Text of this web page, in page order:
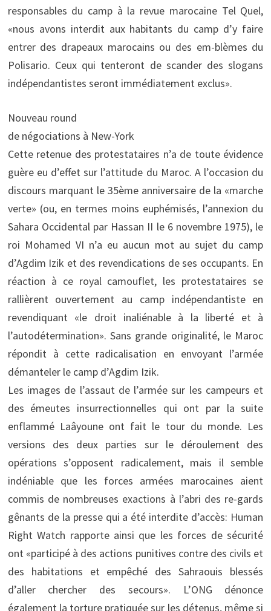
responsables du camp à la revue marocaine Tel Quel,
«nous avons interdit aux habitants du camp d’y faire
entrer des drapeaux marocains ou des em-blèmes du
Polisario. Ceux qui tenteront de scander des slogans
indépendantistes seront immédiatement exclus».
Nouveau round
de négociations à New-York
Cette retenue des protestataires n’a de toute évidence
guère eu d’effet sur l’attitude du Maroc. A l’occasion du
discours marquant le 35ème anniversaire de la «marche
verte» (ou, en termes moins euphémisés, l’annexion du
Sahara Occidental par Hassan II le 6 novembre 1975), le
roi Mohamed VI n’a eu aucun mot au sujet du camp
d’Agdim Izik et des revendications de ses occupants. En
réaction à ce royal camouflet, les protestataires se
rallièrent ouvertement au camp indépendantiste en
revendiquant «le droit inaliénable à la liberté et à
l’autodétermination». Sans grande originalité, le Maroc
répondit à cette radicalisation en envoyant l’armée
démanteler le camp d’Agdim Izik.
Les images de l’assaut de l’armée sur les campeurs et
des émeutes insurrectionnelles qui ont par la suite
enflammé Laâyoune ont fait le tour du monde. Les
versions des deux parties sur le déroulement des
opérations s’opposent radicalement, mais il semble
indéniable que les forces armées marocaines aient
commis de nombreuses exactions à l’abri des re-gards
gênants de la presse qui a été interdite d’accès: Human
Right Watch rapporte ainsi que les forces de sécurité
ont «participé à des actions punitives contre des civils et
des habitations et empêché des Sahraouis blessés
d’aller chercher des secours». L’ONG dénonce
également la torture pratiquée sur les détenus, même si